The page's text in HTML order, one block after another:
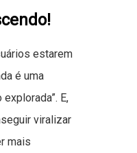
estarem
é uma
E,
viralizar
mais